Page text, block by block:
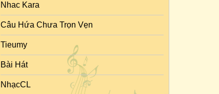
Nhac Kara
Câu Hứa Chưa Trọn Vẹn
Tieumy
Bài Hát
NhạcCL